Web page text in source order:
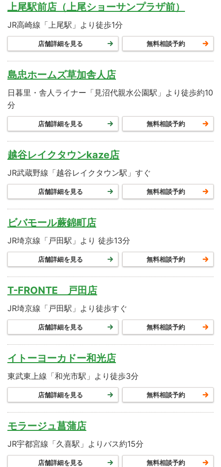
上尾駅前店（上尾ショーサンプラザ前）
JR高崎線「上尾駅」より徒歩1分
店舗詳細を見る 無料相談予約
島忠ホームズ草加舎人店
日暮里・舎人ライナー「見沼代親水公園駅」より徒歩約10
分
店舗詳細を見る 無料相談予約
越谷レイクタウンkaze店
JR武蔵野線「越谷レイクタウン駅」すぐ
店舗詳細を見る 無料相談予約
ビバモール蕨錦町店
JR埼京線「戸田駅」より 徒歩13分
店舗詳細を見る 無料相談予約
T-FRONTE 戸田店
JR埼京線「戸田駅」より徒歩すぐ
店舗詳細を見る 無料相談予約
イトーヨーカドー和光店
東武東上線「和光市駅」より徒歩3分
店舗詳細を見る 無料相談予約
モラージュ菖蒲店
JR宇都宮線「久喜駅」よりバス約15分
店舗詳細を見る 無料相談予約